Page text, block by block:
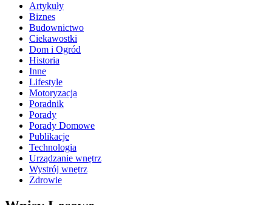
Artykuły
Biznes
Budownictwo
Ciekawostki
Dom i Ogród
Historia
Inne
Lifestyle
Motoryzacja
Poradnik
Porady
Porady Domowe
Publikacje
Technologia
Urządzanie wnętrz
Wystrój wnętrz
Zdrowie